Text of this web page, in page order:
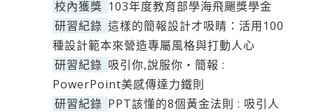
校內獲獎 103年度教育部學海飛颺獎學金
研習紀錄 這樣的簡報設計才吸睛：活用100
種設計範本來營造專屬風格與打動人心
研習紀錄 吸引你,說服你‧簡報 :
PowerPoint美感傳達力鐵則
研習紀錄 PPT該懂的8個黃金法則 : 吸引人